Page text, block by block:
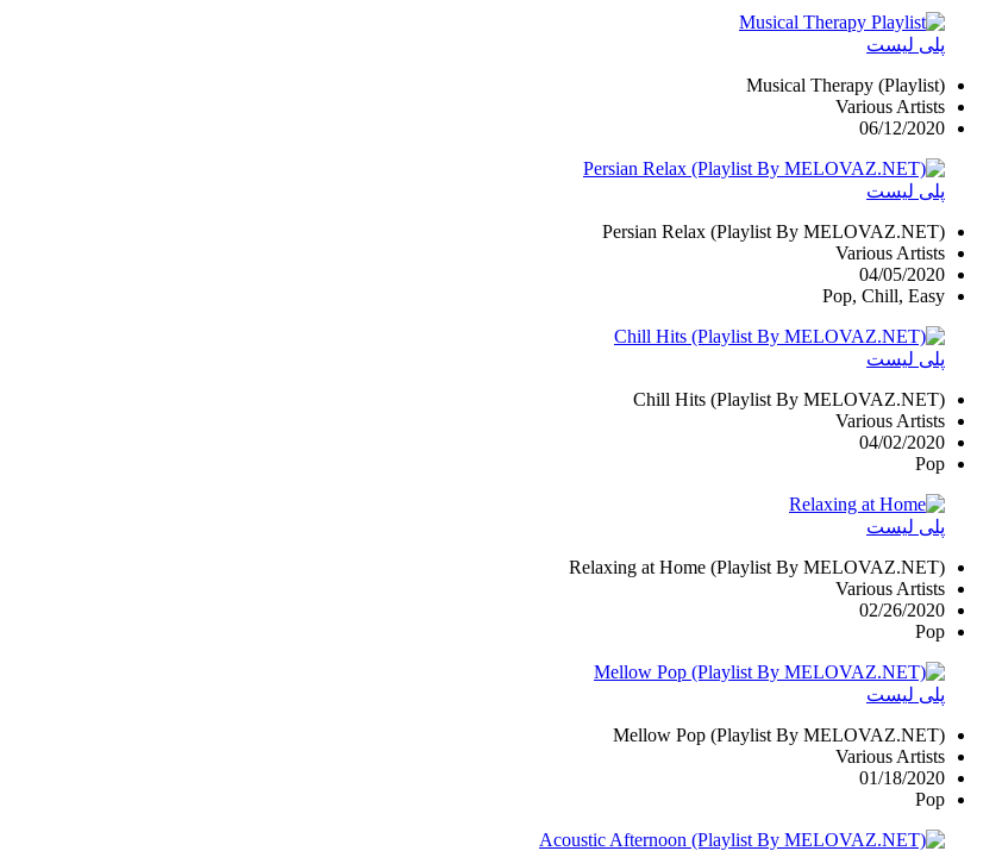
پلی لیست
Musical Therapy (Playlist)
Various Artists
06/12/2020
پلی لیست
Persian Relax (Playlist By MELOVAZ.NET)
Various Artists
04/05/2020
Pop, Chill, Easy
پلی لیست
Chill Hits (Playlist By MELOVAZ.NET)
Various Artists
04/02/2020
Pop
پلی لیست
Relaxing at Home (Playlist By MELOVAZ.NET)
Various Artists
02/26/2020
Pop
پلی لیست
Mellow Pop (Playlist By MELOVAZ.NET)
Various Artists
01/18/2020
Pop